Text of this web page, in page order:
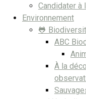
Candidater à
Environnement
🐸
ABC
À la